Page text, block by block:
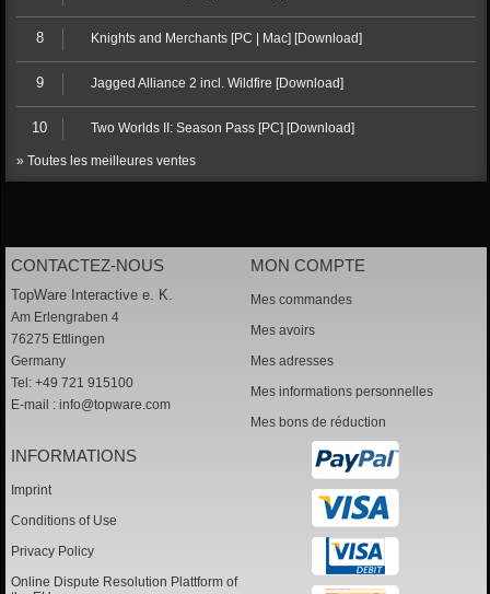
8 Knights and Merchants [PC | Mac] [Download]
9 Jagged Alliance 2 incl. Wildfire [Download]
10 Two Worlds II: Season Pass [PC] [Download]
» Toutes les meilleures ventes
CONTACTEZ-NOUS
TopWare Interactive e. K.
Am Erlengraben 4
76275 Ettlingen
Germany
Tel: +49 721 915100
E-mail : info@topware.com
MON COMPTE
Mes commandes
Mes avoirs
Mes adresses
Mes informations personnelles
Mes bons de réduction
INFORMATIONS
Imprint
Conditions of Use
Privacy Policy
Online Dispute Resolution Plattform of